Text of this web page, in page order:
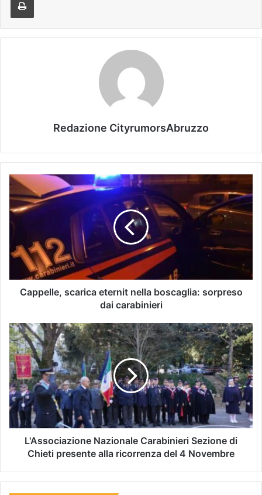
Redazione CityrumorsAbruzzo
Cappelle, scarica eternit nella boscaglia: sorpreso
dai carabinieri
L'Associazione Nazionale Carabinieri Sezione di
Chieti presente alla ricorrenza del 4 Novembre